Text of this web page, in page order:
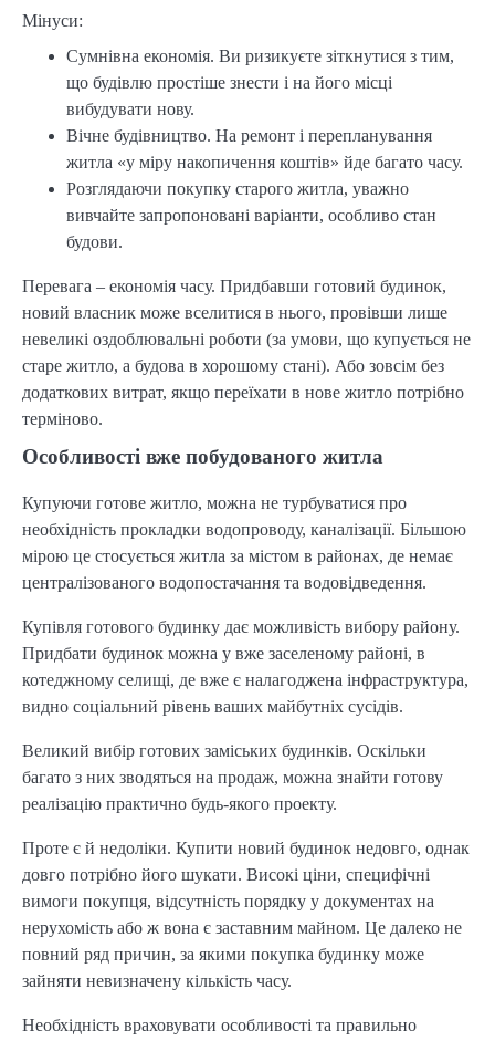
Мінуси:
Сумнівна економія. Ви ризикуєте зіткнутися з тим,
що будівлю простіше знести і на його місці
вибудувати нову.
Вічне будівництво. На ремонт і перепланування
житла «у міру накопичення коштів» йде багато часу.
Розглядаючи покупку старого житла, уважно
вивчайте запропоновані варіанти, особливо стан
будови.
Перевага – економія часу. Придбавши готовий будинок,
новий власник може вселитися в нього, провівши лише
невеликі оздоблювальні роботи (за умови, що купується не
старе житло, а будова в хорошому стані). Або зовсім без
додаткових витрат, якщо переїхати в нове житло потрібно
терміново.
Особливості вже побудованого житла
Купуючи готове житло, можна не турбуватися про
необхідність прокладки водопроводу, каналізації. Більшою
мірою це стосується житла за містом в районах, де немає
централізованого водопостачання та водовідведення.
Купівля готового будинку дає можливість вибору району.
Придбати будинок можна у вже заселеному районі, в
котеджному селищі, де вже є налагоджена інфраструктура,
видно соціальний рівень ваших майбутніх сусідів.
Великий вибір готових заміських будинків. Оскільки
багато з них зводяться на продаж, можна знайти готову
реалізацію практично будь-якого проекту.
Проте є й недоліки. Купити новий будинок недовго, однак
довго потрібно його шукати. Високі ціни, специфічні
вимоги покупця, відсутність порядку у документах на
нерухомість або ж вона є заставним майном. Це далеко не
повний ряд причин, за якими покупка будинку може
зайняти невизначену кількість часу.
Необхідність враховувати особливості та правильно